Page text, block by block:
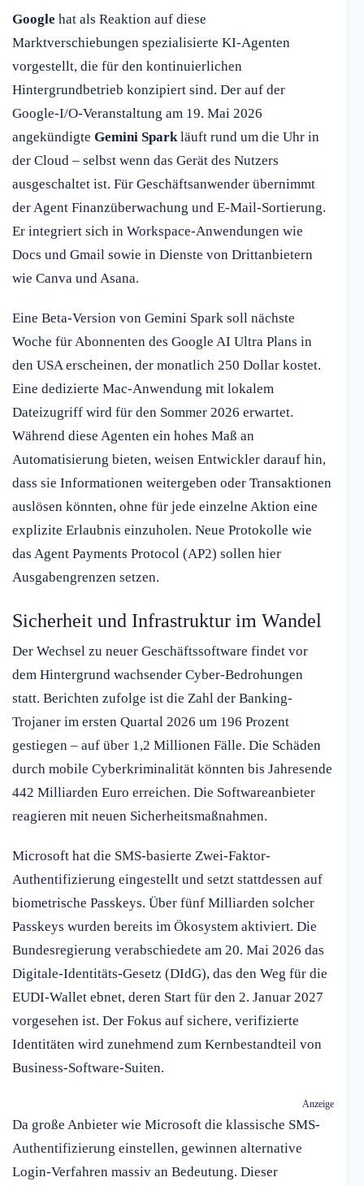
Google hat als Reaktion auf diese
Marktverschiebungen spezialisierte KI-Agenten
vorgestellt, die für den kontinuierlichen
Hintergrundbetrieb konzipiert sind. Der auf der
Google-I/O-Veranstaltung am 19. Mai 2026
angekündigte Gemini Sparkläuft rund um die Uhr in
der Cloud – selbst wenn das Gerät des Nutzers
ausgeschaltet ist. Für Geschäftsanwender übernimmt
der Agent Finanzüberwachung und E-Mail-Sortierung.
Er integriert sich in Workspace-Anwendungen wie
Docs und Gmail sowie in Dienste von Drittanbietern
wie Canva und Asana.
Eine Beta-Version von Gemini Spark soll nächste
Woche für Abonnenten des Google AI Ultra Plans in
den USA erscheinen, der monatlich 250 Dollar kostet.
Eine dedizierte Mac-Anwendung mit lokalem
Dateizugriff wird für den Sommer 2026 erwartet.
Während diese Agenten ein hohes Maß an
Automatisierung bieten, weisen Entwickler darauf hin,
dass sie Informationen weitergeben oder Transaktionen
auslösen könnten, ohne für jede einzelne Aktion eine
explizite Erlaubnis einzuholen. Neue Protokolle wie
das Agent Payments Protocol (AP2) sollen hier
Ausgabengrenzen setzen.
Sicherheit und Infrastruktur im Wandel
Der Wechsel zu neuer Geschäftssoftware findet vor
dem Hintergrund wachsender Cyber-Bedrohungen
statt. Berichten zufolge ist die Zahl der Banking-
Trojaner im ersten Quartal 2026 um 196 Prozent
gestiegen – auf über 1,2 Millionen Fälle. Die Schäden
durch mobile Cyberkriminalität könnten bis Jahresende
442 Milliarden Euro erreichen. Die Softwareanbieter
reagieren mit neuen Sicherheitsmaßnahmen.
Microsoft hat die SMS-basierte Zwei-Faktor-
Authentifizierung eingestellt und setzt stattdessen auf
biometrische Passkeys. Über fünf Milliarden solcher
Passkeys wurden bereits im Ökosystem aktiviert. Die
Bundesregierung verabschiedete am 20. Mai 2026 das
Digitale-Identitäts-Gesetz (DIdG), das den Weg für die
EUDI-Wallet ebnet, deren Start für den 2. Januar 2027
vorgesehen ist. Der Fokus auf sichere, verifizierte
Identitäten wird zunehmend zum Kernbestandteil von
Business-Software-Suiten.
Anzeige
Da große Anbieter wie Microsoft die klassische SMS-
Authentifizierung einstellen, gewinnen alternative
Login-Verfahren massiv an Bedeutung. Dieser